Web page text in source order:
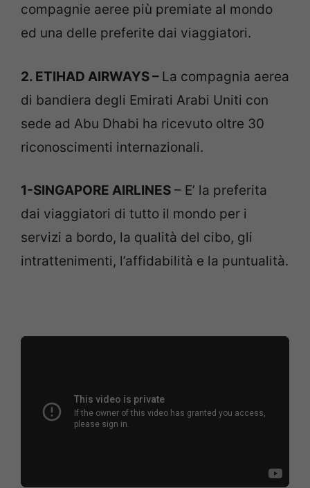
compagnie aeree più premiate al mondo
ed una delle preferite dai viaggiatori.
2. ETIHAD AIRWAYS – La compagnia aerea
di bandiera degli Emirati Arabi Uniti con
sede ad Abu Dhabi ha ricevuto oltre 30
riconoscimenti internazionali.
1-SINGAPORE AIRLINES – E’ la preferita
dai viaggiatori di tutto il mondo per i
servizi a bordo, la qualità del cibo, gli
intrattenimenti, l’affidabilità e la puntualità.